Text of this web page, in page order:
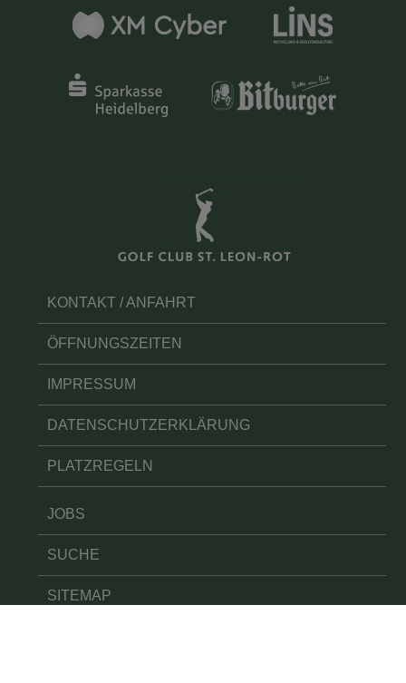
KONTAKT / ANFAHRT
ÖFFNUNGSZEITEN
IMPRESSUM
DATENSCHUTZERKLÄRUNG
PLATZREGELN
JOBS
SUCHE
SITEMAP